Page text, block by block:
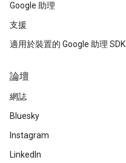
Google 助理
支援
適用於裝置的 Google 助理 SDK
論壇
網誌
Bluesky
Instagram
LinkedIn